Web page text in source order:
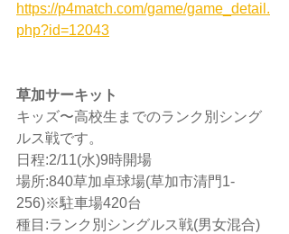
https://p4match.com/game/game_detail.
php?id=12043
草加サーキット
キッズ〜高校生までのランク別シング
ルス戦です。
日程:2/11(水)9時開場
場所:840草加卓球場(草加市清門1-
256)※駐車場420台
種目:ランク別シングルス戦(男女混合)